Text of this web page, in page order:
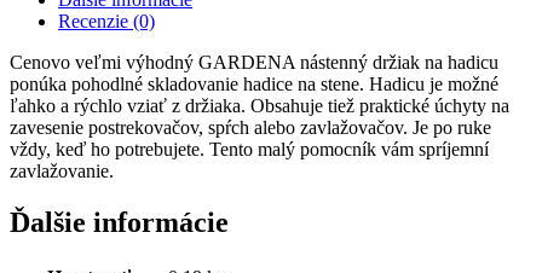
Recenzie (0)
Cenovo veľmi výhodný GARDENA nástenný držiak na hadicu
ponúka pohodlné skladovanie hadice na stene. Hadicu je možné
ľahko a rýchlo vziať z držiaka. Obsahuje tiež praktické úchyty na
zavesenie postrekovačov, spŕch alebo zavlažovačov. Je po ruke
vždy, keď ho potrebujete. Tento malý pomocník vám spríjemní
zavlažovanie.
Ďalšie informácie